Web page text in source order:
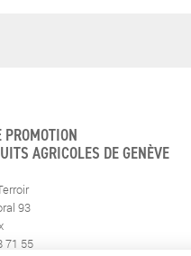
PROMOTION
AGRICOLES DE GENÈVE
93
71 55